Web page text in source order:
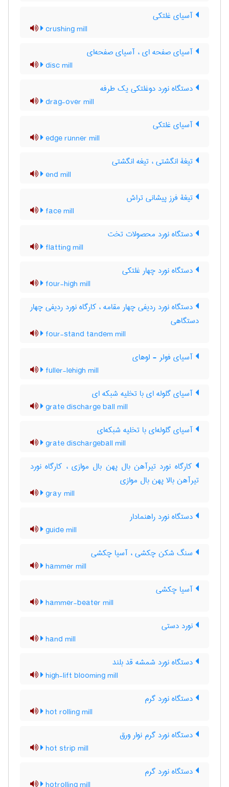
آسیای غلتکی
crushing mill
آسیای صفحه ای ، آسیای صفحه‌ای
disc mill
دستگاه نورد دوغلتکی یک طرفه
drag-over mill
آسیای غلتکی
edge runner mill
تیغۀ انگشتی ، تیغه انگشتی
end mill
تیغۀ فرز پیشانی تراش
face mill
دستگاه نورد محصولات تخت
flatting mill
دستگاه نورد چهار غلتکی
four-high mill
دستگاه نورد ردیفی چهار مقامه ، کارگاه نورد ردیفی چهار
دستگاهی
four-stand tandem mill
آسیای فولر - لوهای
fuller-lehigh mill
آسیای گلوله ای با تخلیه شبکه ای
grate discharge ball mill
آسیای گلوله‌ای با تخلیه شبکه‌ای
grate dischargeball mill
کارگاه نورد تیرآهن بال پهن بال موازی ، کارگاه نورد
تیرآهن بالا پهن بال موازی
gray mill
دستگاه نورد راهنمادار
guide mill
سنگ شکن چکشی ، آسیا چکشی
hammer mill
آسیا چکشی
hammer-beater mill
نورد دستی
hand mill
دستگاه نورد شمشه قد بلند
high-lift blooming mill
دستگاه نورد گرم
hot rolling mill
دستگاه نورد گرم نوار ورق
hot strip mill
دستگاه نورد گرم